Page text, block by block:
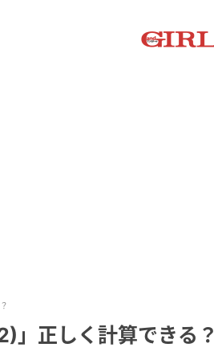
正しく計算できる？